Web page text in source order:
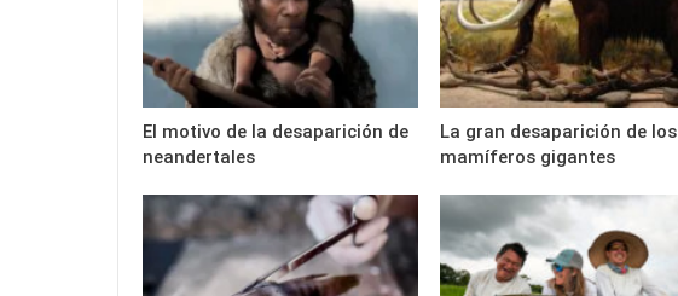
El motivo de la desaparición de
neandertales
La gran desaparición de los
mamíferos gigantes